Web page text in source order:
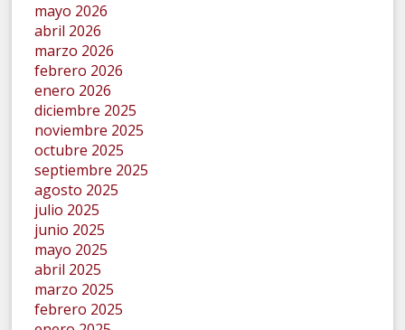
mayo 2026
abril 2026
marzo 2026
febrero 2026
enero 2026
diciembre 2025
noviembre 2025
octubre 2025
septiembre 2025
agosto 2025
julio 2025
junio 2025
mayo 2025
abril 2025
marzo 2025
febrero 2025